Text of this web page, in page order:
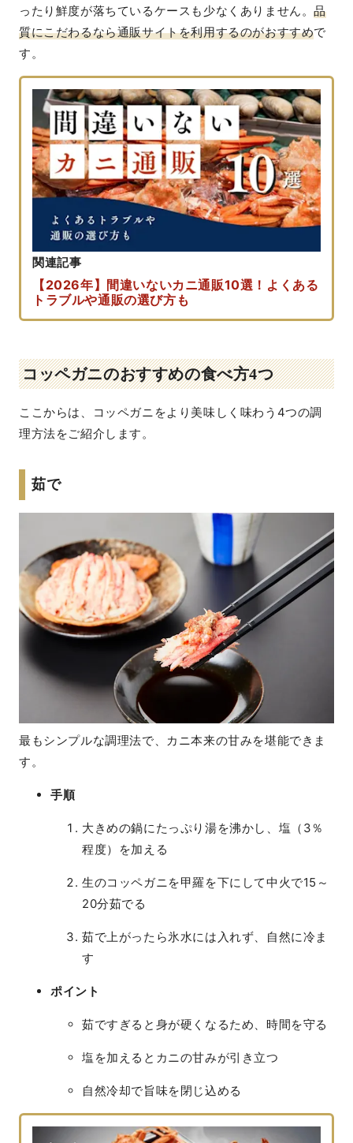
ったり鮮度が落ちているケースも少なくありません。品
質にこだわるなら通販サイトを利用するのがおすすめで
す。
関連記事
【2026年】間違いないカニ通販10選！よくある
トラブルや通販の選び方も
コッペガニのおすすめの食べ方4つ
ここからは、コッペガニをより美味しく味わう4つの調
理方法をご紹介します。
茹で
最もシンプルな調理法で、カニ本来の甘みを堪能できま
す。
手順
大きめの鍋にたっぷり湯を沸かし、塩（3％
程度）を加える
生のコッペガニを甲羅を下にして中火で15～
20分茹でる
茹で上がったら氷水には入れず、自然に冷ま
す
ポイント
茹ですぎると身が硬くなるため、時間を守る
塩を加えるとカニの甘みが引き立つ
自然冷却で旨味を閉じ込める